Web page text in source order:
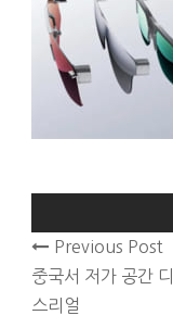
Previous Post
중국서 저가 공간
스리얼